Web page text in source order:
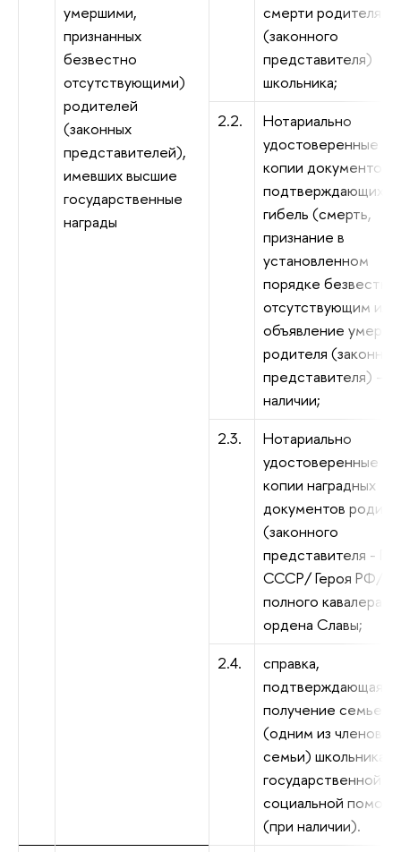
умершими,
признанных
безвестно
отсутствующими)
родителей
(законных
представителей),
имевших высшие
государственные
награды
смерти родителя
(законного
представителя)
школьника;
2.2.
Нотариально
удостоверенные
копии документов,
подтверждающих
гибель (смерть,
признание в
установленном
порядке безвестно
отсутствующим или
объявление
родителя
представителя) –
наличии;
2.3.
Нотариально
удостоверенные
копии наградных
документов
(законного
представителя -
СССР/ Героя РФ/
полного кавалера
ордена Славы;
2.4.
справка,
подтверждающая
получение семьей
(одним из членов
семьи) школьника
государственной
социальной помощи
(при наличии).